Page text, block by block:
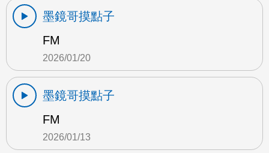
墨鏡哥摸點子
FM
2026/01/20
墨鏡哥摸點子
FM
2026/01/13